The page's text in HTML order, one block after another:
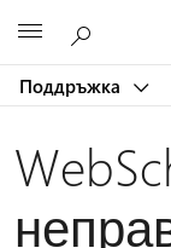
Поддръжка